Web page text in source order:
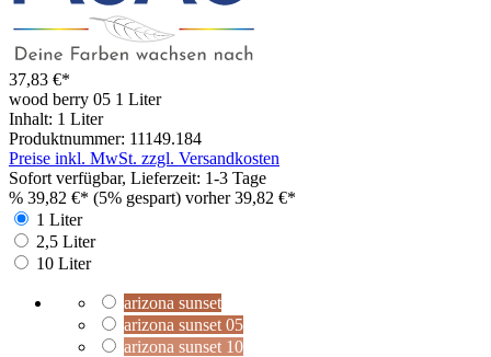
37,83 €*
wood berry 05 1 Liter
Inhalt: 1 Liter
Produktnummer: 11149.184
Preise inkl. MwSt. zzgl. Versandkosten
Sofort verfügbar, Lieferzeit: 1-3 Tage
% 39,82 €* (5% gespart) vorher 39,82 €*
1 Liter
2,5 Liter
10 Liter
arizona sunset
arizona sunset 05
arizona sunset 10